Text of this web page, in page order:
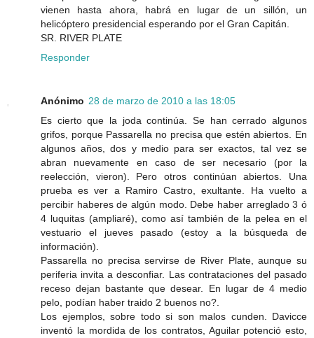
vienen hasta ahora, habrá en lugar de un sillón, un
helicóptero presidencial esperando por el Gran Capitán.
SR. RIVER PLATE
Responder
Anónimo 28 de marzo de 2010 a las 18:05
Es cierto que la joda continúa. Se han cerrado algunos
grifos, porque Passarella no precisa que estén abiertos. En
algunos años, dos y medio para ser exactos, tal vez se
abran nuevamente en caso de ser necesario (por la
reelección, vieron). Pero otros continúan abiertos. Una
prueba es ver a Ramiro Castro, exultante. Ha vuelto a
percibir haberes de algún modo. Debe haber arreglado 3 ó
4 luquitas (ampliaré), como así también de la pelea en el
vestuario el jueves pasado (estoy a la búsqueda de
información).
Passarella no precisa servirse de River Plate, aunque su
periferia invita a desconfiar. Las contrataciones del pasado
receso dejan bastante que desear. En lugar de 4 medio
pelo, podían haber traido 2 buenos no?.
Los ejemplos, sobre todo si son malos cunden. Davicce
inventó la mordida de los contratos, Aguilar potenció esto,